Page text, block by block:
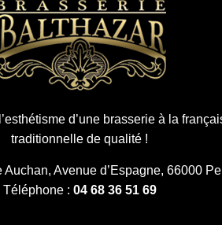
d’une brasserie à la
traditionnelle de qualité !
Avenue d’Espagne, 66000
Téléphone : 04 68 36 51 69